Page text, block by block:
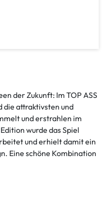
der Zukunft: Im TOP ASS
attraktivsten und
und erstrahlen im
wurde das Spiel
und erhielt damit ein
Eine schöne Kombination